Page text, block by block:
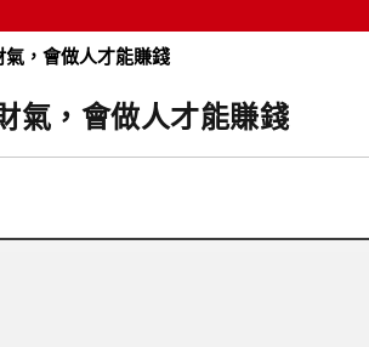
，會做人才能賺錢
氣，會做人才能賺錢